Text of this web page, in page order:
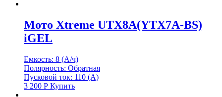
Мото Xtreme UTX8A(YTX7A-BS)
iGEL
Емкость: 8 (А/ч)
Полярность: Обратная
Пусковой ток: 110 (А)
3 200 Р Купить